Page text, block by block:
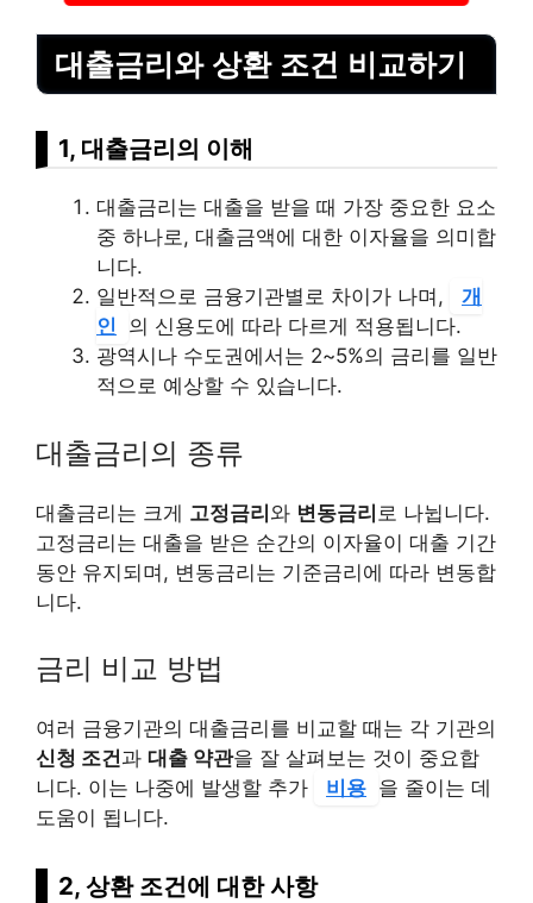
대출금리와 상환 조건 비교하기
1, 대출금리의 이해
대출금리는 대출을 받을 때 가장 중요한 요소
중 하나로, 대출금액에 대한 이자율을 의미합
니다.
일반적으로 금융기관별로 차이가 나며,
개
인
의 신용도에 따라 다르게 적용됩니다.
광역시나 수도권에서는 2~5%의 금리를 일반
적으로 예상할 수 있습니다.
대출금리의 종류
대출금리는 크게 고정금리와 변동금리 로 나뉩니다.
고정금리는 대출을 받은 순간의 이자율이 대출 기간
동안 유지되며, 변동금리는 기준금리에 따라 변동합
니다.
금리 비교 방법
여러 금융기관의 대출금리를 비교할 때는 각 기관의
신청 조건과 대출 약관을 잘 살펴보는 것이 중요합
니다. 이는 나중에 발생할 추가
비용 을 줄이는 데
도움이 됩니다.
2, 상환 조건에 대한 사항